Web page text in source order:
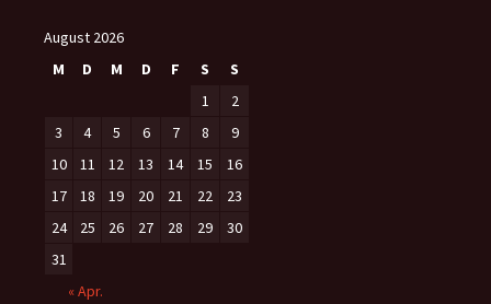
August 2026
M
D M D F S
S
1
2
3
4 5 6 7 8
9
10
11 12 13 14 15
16
17
18 19 20 21 22
23
24
25 26 27 28 29
30
31
« Apr.